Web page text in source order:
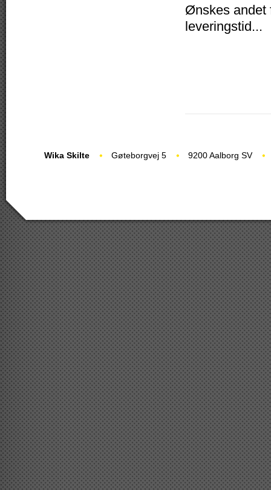
Ønskes andet
leveringstid...
Wika Skilte Gøteborgvej 5 9200 Aalborg SV